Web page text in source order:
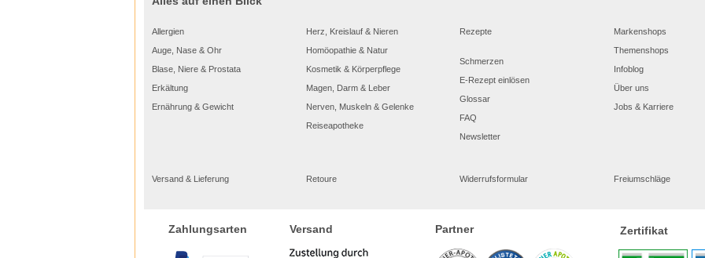
Allergien
Auge, Nase & Ohr
Blase, Niere & Prostata
Erkältung
Ernährung & Gewicht
Herz, Kreislauf & Nieren
Homöopathie & Natur
Kosmetik & Körperpflege
Magen, Darm & Leber
Nerven, Muskeln & Gelenke
Reiseapotheke
Rezepte
Schmerzen
E-Rezept einlösen
Glossar
FAQ
Newsletter
Markenshops
Themenshops
Infoblog
Über uns
Jobs & Karriere
Versand & Lieferung Retoure Widerrufsformular Freiumschläge
Zahlungsarten Versand Partner Zertifikat